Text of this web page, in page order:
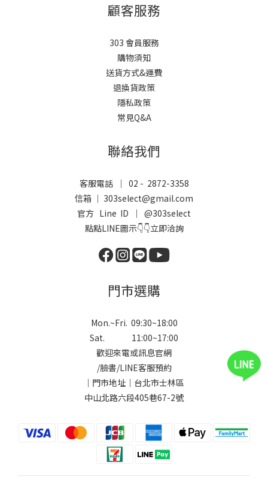
顧客服務
303 會員服務
購物須知
送貨方式&運費
退換貨政策
隱私政策
常見Q&A
聯絡我們
客服電話 ｜ 02 - 2872-3358
信箱 ｜ 303select@gmail.com
官方 Line ID ｜ @303select
點點LINE圖示👇👇立即洽詢
門市選購
Mon.~Fri. 09:30~18:00
Sat. 11:00~17:00
歡迎來電或訊息官網
/臉書/LINE客服預約
｜門市地址｜台北市士林區
中山北路六段405巷67-2號